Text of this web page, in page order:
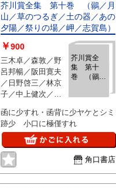
芥川賞全集 第十巻 （鶸／月
山／草のつるぎ／土の器／あの
夕陽／祭りの場／岬／志賀島）
芥川賞全
集 第十
巻 （鶸／
つるぎ／土
夕陽／祭り
の場／岬／
志賀島）
￥900
三木卓／森敦／野
呂邦暢／阪田寛夫
／日野啓三／林京
子／中上健次／岡
、昭57
函に少すれ・函背に少ヤケとシミ
跡少 小口に極僅すれ
角口書店